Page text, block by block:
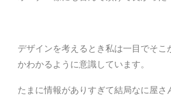
デザインを考えるとき私は一目でそこ
かわかるように意識しています。
たまに情報がありすぎて結局なに屋さ